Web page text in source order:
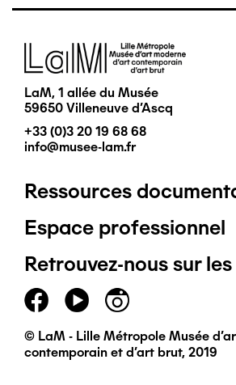
Image
LaM, 1 allée du Musée
59650 Villeneuve d'Ascq
+33 (0)3 20 19 68 68
info@musee-lam.fr
Pied
de
page
principal
Ressources
Espace professionnel
Retrouvez-nous sur
© LaM - Lille Métropole Musée
contemporain et d'art brut, 2019